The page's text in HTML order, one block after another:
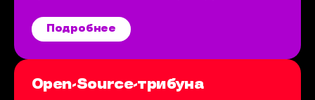
Подробнее
Open-Source-трибуна